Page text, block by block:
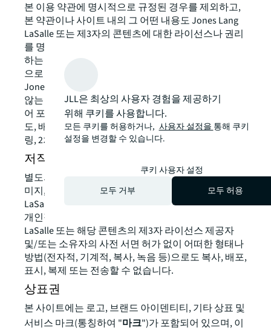
본 이용 약관에 명시적으로 규정된 경우를 제외하고,
본 약관이나 사이트 내의 그 어떤 내용도 Jones Lang
LaSalle 또는 제3자의 콘텐츠에 대한 라이선스나 권리
를 명시적, 묵시적 또는 기타 어떠한 방식으로도 부여
하는 것으로 해석되지 않습니다. 본 문서에서 명시적
으로 부여되지 않은 모든 권리는 보유됩니다. 별도로
Jones Lang LaSalle과 서면으로 명시적으로 합의하지
않는 한, 귀하는 사이트 또는 어떠한 콘텐츠(소프트웨
어 포함)에 대해 복사, 수정, 임대, 임차, 대여, 판매, 양
도, 배포, 수행, 표시, 라이선스 부여, 리버스 엔지니어
링, 2차 저작물 제작을 할 수 없습니다.
저작권 고지
별도의 안내가 없는 한, 본 사이트에 포함된 그래픽 이
미지, 버튼, 텍스트 및 기타 콘텐츠는 Jones Lang
LaSalle 및 그 라이선스 제공자의 독점적 소유입니다.
개인적인 용도를 제외하고, 이러한 항목은 Jones Lang
LaSalle 또는 해당 콘텐츠의 제3자 라이선스 제공자
및/또는 소유자의 사전 서면 허가 없이 어떠한 형태나
방법(전자적, 기계적, 복사, 녹음 등)으로도 복사, 배포,
표시, 복제 또는 전송할 수 없습니다.
상표권
본 사이트에는 로고, 브랜드 아이덴티티, 기타 상표 및
서비스 마크(통칭하여 "마크")가 포함되어 있으며, 이
JLL은 최상의 사용자 경험을 제공하기
위해 쿠키를 사용합니다.
모든 쿠키를 허용하거나, 사용자 설정을통해 쿠키
설정을 변경할 수 있습니다.
쿠키 사용자 설정
모두 거부
모두 허용